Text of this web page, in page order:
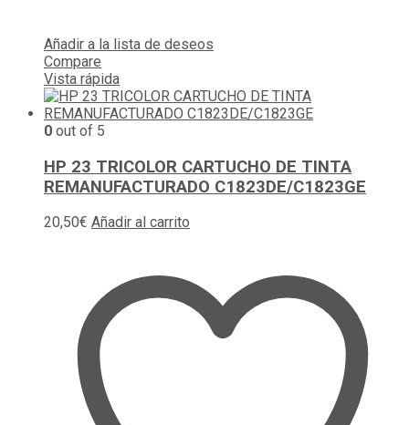
Añadir a la lista de deseos
Compare
Vista rápida
0 out of 5
HP 23 TRICOLOR CARTUCHO DE TINTA
REMANUFACTURADO C1823DE/C1823GE
20,50€ Añadir al carrito